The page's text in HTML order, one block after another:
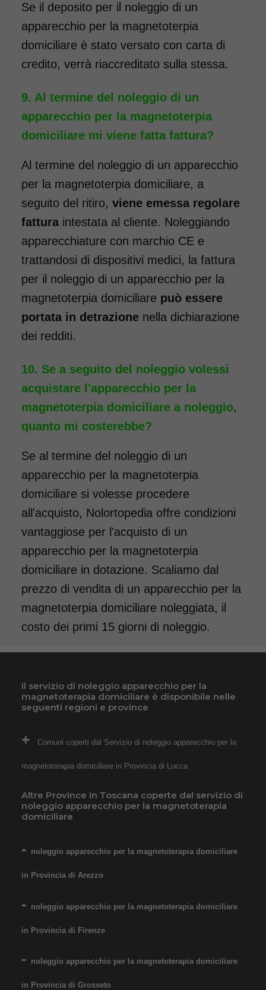
Se il deposito per il noleggio di un
apparecchio per la magnetoterpia
domiciliare è stato versato con carta di
credito, verrà riaccreditato sulla stessa.
Al termine del noleggio di un
apparecchio per la magnetoterpia
domiciliare mi viene fatta fattura?
Al termine del noleggio di un apparecchio
per la magnetoterpia domiciliare, a
seguito del ritiro, viene emessa regolare
fattura intestata al cliente. Noleggiando
apparecchiature con marchio CE e
trattandosi di dispositivi medici, la fattura
per il noleggio di un apparecchio per la
magnetoterpia domiciliare può essere
portata in detrazione nella dichiarazione
dei redditi.
Se a seguito del noleggio volessi
acquistare l'apparecchio per la
magnetoterpia domiciliare a noleggio,
quanto mi costerebbe?
Se al termine del noleggio di un
apparecchio per la magnetoterpia
domiciliare si volesse procedere
all'acquisto, Nolortopedia offre condizioni
vantaggiose per l'acquisto di un
apparecchio per la magnetoterpia
domiciliare in dotazione. Scaliamo dal
prezzo di vendita di un apparecchio per la
magnetoterpia domiciliare noleggiata, il
costo dei primi 15 giorni di noleggio.
Il servizio di noleggio apparecchio per la
magnetoterapia domiciliare è disponibile nelle
seguenti regioni e province
Comuni coperti dal Servizio di noleggio apparecchio per la
magnetoterapia domiciliare in Provincia di Lucca
Altre Province in Toscana coperte dal servizio di
noleggio apparecchio per la magnetoterapia
domiciliare
noleggio apparecchio per la magnetoterapia domiciliare
in Provincia di Arezzo
noleggio apparecchio per la magnetoterapia domiciliare
in Provincia di Firenze
noleggio apparecchio per la magnetoterapia domiciliare
in Provincia di Grosseto